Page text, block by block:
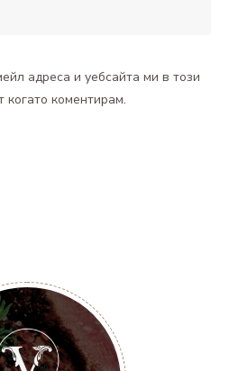
адреса и уебсайта ми в този
коментирам.